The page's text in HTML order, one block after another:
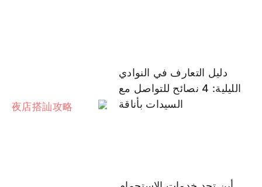
دليل التعارف في النوادي
الليلية: 4 نصائح للتواصل مع
السيدات بأناقة